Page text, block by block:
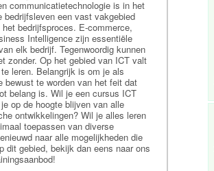
communicatietechnologie is in het
bedrijfsleven een vast vakgebied
het bedrijfsproces. E-commerce,
Intelligence zijn essentiële
elk bedrijf. Tegenwoordig kunnen
zonder. Op het gebied van ICT valt
leren. Belangrijk is om je als
bewust te worden van het feit dat
belang is. Wil je een cursus ICT
op de hoogte blijven van alle
ontwikkelingen? Wil je alles leren
toepassen van diverse
naar alle mogelijkheden die
dit gebied, bekijk dan eens naar ons